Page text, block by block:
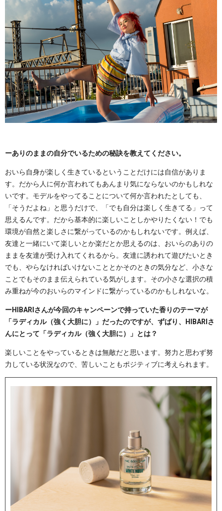
ーありのままの自分でいるための秘訣を教えてください。
おいら自身が楽しく生きているということだけには自信がありま
す。だから人に何か言われてもあんまり気にならないのかもしれな
いです。モデルをやってることについて何か言われたとしても、
「そうだよね」と思うだけで、「でも自分は楽しく生きてる」って
思えるんです。だから基本的に楽しいことしかやりたくない！でも
環境が自然と楽しさに繋がっているのかもしれないです。例えば、
友達と一緒にいて楽しいとか楽だとか思えるのは、おいらのありの
ままを友達が受け入れてくれるから。友達に誘われて遊びたいとき
でも、やらなければいけないこととかそのときの気分など、小さな
ことでもそのまま伝えられている気がします。その小さな選択の積
み重ねが今のおいらのマインドに繋がっているのかもしれないな。
ーHIBARIさんが今回のキャンペーンで持っていた香りのテーマが
「ラディカル（強く大胆に）」だったのですが、ずばり、HIBARIさ
んにとって「ラディカル（強く大胆に）」とは？
楽しいことをやっているときは無敵だと思います。努力と思わず努
力している状況なので、苦しいこともポジティブに考えられます。